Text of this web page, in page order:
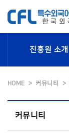
진흥원 소개
HOME 커뮤니티
커뮤니티